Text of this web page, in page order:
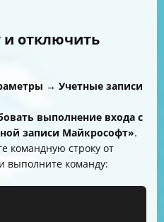
и отключить
→ Учетные записи
выполнение входа с
записи Майкрософт».
командную строку от
выполните команду: